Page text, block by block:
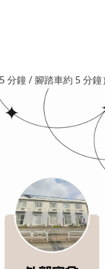
分鐘 / 腳踏車約 5 分鐘